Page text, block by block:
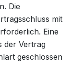
Die
mit
Eine
der Vertrag
geschlossen